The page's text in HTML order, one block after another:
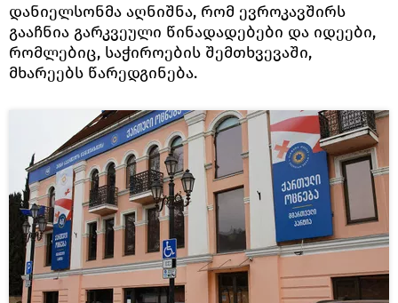
დანიელსონმა აღნიშნა, რომ ევროკავშირს
გააჩნია გარკვეული წინადადებები და იდეები,
რომლებიც, საჭიროების შემთხვევაში,
მხარეებს წარედგინება.